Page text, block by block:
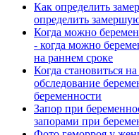
Как определить
определить
Когда можно
- когда можно
на раннем сроке
Когда становиться
обследование
беременности
Запор при
запорами при